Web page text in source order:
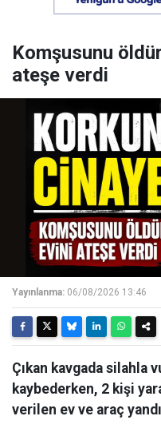
Komşusunu
ateşe verdi
Yayınlanma: 06/08/2026 13:46
Çıkan kavgada silahla
kaybederken, 2 kişi
verilen ev ve araç